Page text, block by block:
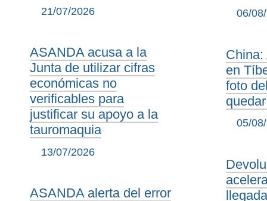
21/07/2026
ASANDA acusa a la
Junta de utilizar cifras
económicas no
verificables para
justificar su apoyo a la
tauromaquia
13/07/2026
ASANDA alerta del error
06/
China:
en
foto
05/